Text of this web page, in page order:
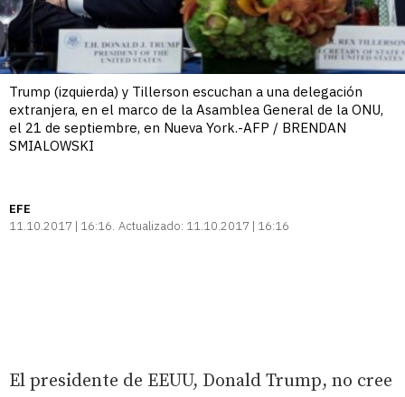
Trump (izquierda) y Tillerson escuchan a una delegación
extranjera, en el marco de la Asamblea General de la ONU,
el 21 de septiembre, en Nueva York.-AFP / BRENDAN
SMIALOWSKI
EFE
11.10.2017 | 16:16 Actualizado: 11.10.2017 | 16:16
El presidente de EEUU, Donald Trump, no cree